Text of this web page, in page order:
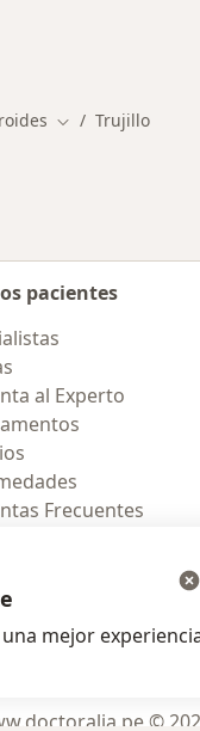
Cambiar de ciudad
Trujillo
pacientes
al Experto
Frecuentes
se abre en una
se abre en una
©
mejor